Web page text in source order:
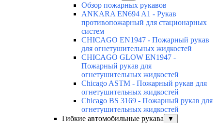
Обзор пожарных рукавов
ANKARA EN694 A1 - Рукав
противопожарный для стационарных
систем
CHICAGO EN1947 - Пожарный рукав
для огнетушительных жидкостей
CHICAGO GLOW EN1947 -
Пожарный рукав для
огнетушительных жидкостей
Chicago ASTM - Пожарный рукав для
огнетушительных жидкостей
Chicago BS 3169 - Пожарный рукав для
огнетушительных жидкостей
Гибкие автомобильные рукава
▼